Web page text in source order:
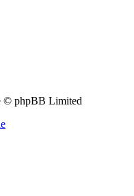
© phpBB Limited